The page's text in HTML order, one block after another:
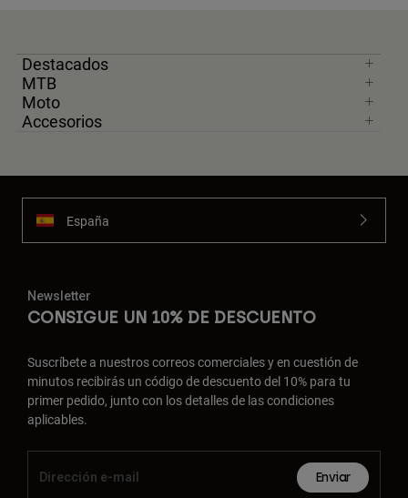
Destacados
MTB
Moto
Accesorios
España
Newsletter
CONSIGUE UN 10% DE DESCUENTO
Suscríbete a nuestros correos comerciales y en cuestión de
minutos recibirás un código de descuento del 10% para tu
primer pedido, junto con los detalles de las condiciones
aplicables.
Enviar